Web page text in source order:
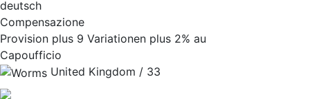
deutsch
Compensazione
Provision plus 9 Variationen plus 2% au
Capoufficio
United Kingdom / 33